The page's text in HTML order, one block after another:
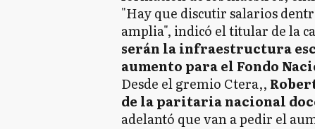
"Hay que discutir salarios
amplia", indicó el titular de la
serán la infraestructura
aumento para el Fondo
Desde el gremio Ctera,,
de la paritaria nacional
adelantó que van a pedir el